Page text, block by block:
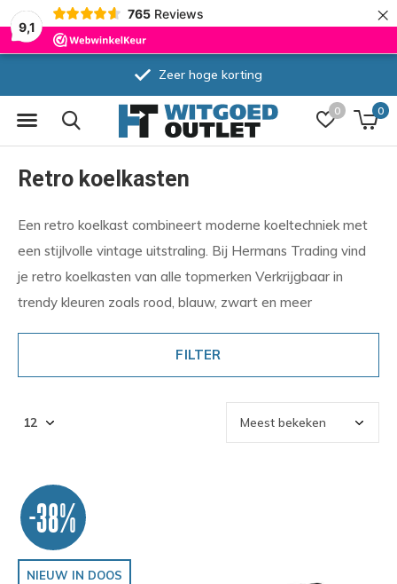
9,1
765 Reviews ×
0 0
Zeer hoge korting
Retro koelkasten
Een retro koelkast combineert moderne koeltechniek met
een stijlvolle vintage uitstraling. Bij Hermans Trading vind
je retro koelkasten van alle topmerken Verkrijgbaar in
trendy kleuren zoals rood, blauw, zwart en meer
FILTER
-38%
NIEUW IN DOOS